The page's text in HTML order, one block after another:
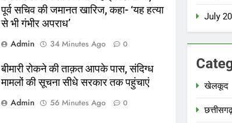
पूर्व सचिव की जमानत खारिज, कहा- ‘यह हत्या
से भी गंभीर अपराध’
Admin
34 Minutes Ago 0
बीमारी रोकने की ताक़त आपके पास, संदिग्ध
मामलों की सूचना सीधे सरकार तक पहुंचाएं
Admin
56 Minutes Ago 0
July
खेलकूद